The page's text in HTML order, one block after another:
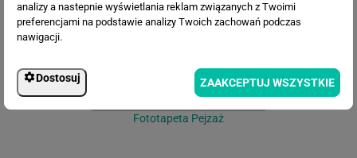
Fototapeta Pejzaż
analizy a nastepnie wyświetlania reklam związanych z Twoimi
preferencjami na podstawie analizy Twoich zachowań podczas
nawigacji.
Dostosuj ZAAKCEPTUJ WSZYSTKIE